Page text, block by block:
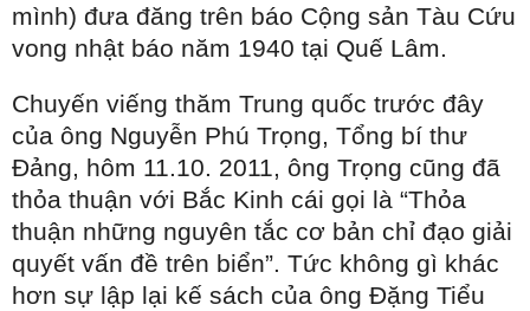
mình) đưa đăng trên báo Cộng sản Tàu Cứu
vong nhật báo năm 1940 tại Quế Lâm.
Chuyến viếng thăm Trung quốc trước đây
của ông Nguyễn Phú Trọng, Tổng bí thư
Đảng, hôm 11.10. 2011, ông Trọng cũng đã
thỏa thuận với Bắc Kinh cái gọi là “Thỏa
thuận những nguyên tắc cơ bản chỉ đạo giải
quyết vấn đề trên biển”. Tức không gì khác
hơn sự lập lại kế sách của ông Đặng Tiểu